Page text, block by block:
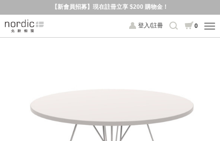
【新會員招募】現在註冊立享 $200 購物金！
登入/註冊 0